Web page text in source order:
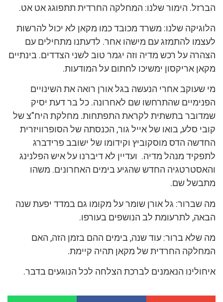
הברזל. הימור שלנו: המחלקה החרדית תתפוגג אט אט.
הלוגיקה שלנו: משרד מכובד כמו מקאן לא יכול להרשות
לעצמו להתמזג עם מישהו אחר. לדעתנו מתחילים עם
הצהרה על רכש מדיה וזה יגמר טוב לשני הצדדים. בינתיים
מקאן אריקסון ימשיכו לחתום על המודעות.
מי שעוקב אחרי הנעשה בגל אורן רואה את השינויים
הפנימיים שהתרחשו שם לאחרונה. כל בר דעת יסיק
שמדובר בתשתית לקראת התפתחות. מחלקת היח”צ של
קובי סלע, בואו של אייל גור, הכנסתה של הסופרוויזרית
החדשה הדס מוסקוביץ וקידומו של ישובב פרידברג
לתפקיד מנהל מדיה. ועדיין לא דיברנו על איש הפלנינג
והאסטרטגיה החדש שהגיע בימים האחרונים. משהו
מתבשל שם.
מה שברור: גל אורן שומר על מקומו גם במדד יפעת שנה
הבאה, לתרעומת לב הנושפים בעורפו.
מה שלא ברור: עוד שנה, בימים ההם בזמן הזה, האם
המחלקה החרדית של מקאן תהיה קיימת.
איחולינו הנאמנים לברכת הצלחה לכל הנוגעים בדבר.